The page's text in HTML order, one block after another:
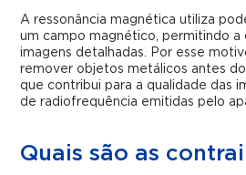
A ressonância magnética utiliza
um campo magnético, permitindo a
imagens detalhadas. Por esse
remover objetos metálicos antes
que contribui para a qualidade das
de radiofrequência emitidas pelo
Quais são as